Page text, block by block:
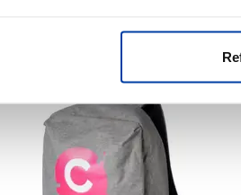
Voir le produit